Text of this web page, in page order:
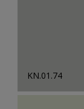
KN.01.74